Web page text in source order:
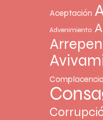
Aceptación
Advenimiento
Complacencia